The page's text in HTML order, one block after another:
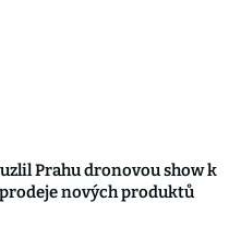
Prahu dronovou show k
nových produktů